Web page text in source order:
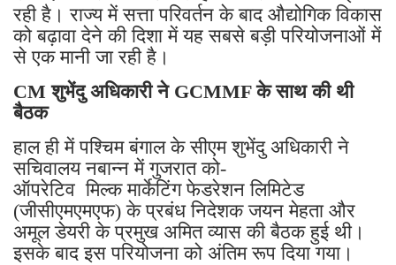
रही है। राज्य में सत्ता परिवर्तन के बाद औद्योगिक विकास
को बढ़ावा देने की दिशा में यह सबसे बड़ी परियोजनाओं में
से एक मानी जा रही है।
CM शुभेंदु अधिकारी ने GCMMF के साथ की थी
बैठक
हाल ही में पश्चिम बंगाल के सीएम शुभेंदु अधिकारी ने
सचिवालय नबान्न में गुजरात को-
ऑपरेटिव मिल्क मार्केटिंग फेडरेशन लिमिटेड
(जीसीएमएमएफ) के प्रबंध निदेशक जयन मेहता और
अमूल डेयरी के प्रमुख अमित व्यास की बैठक हुई थी।
इसके बाद इस परियोजना को अंतिम रूप दिया गया।